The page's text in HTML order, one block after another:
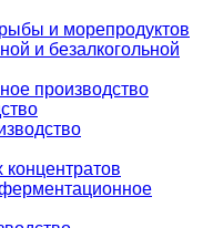
и морепродуктов
и безалкогольной
производство